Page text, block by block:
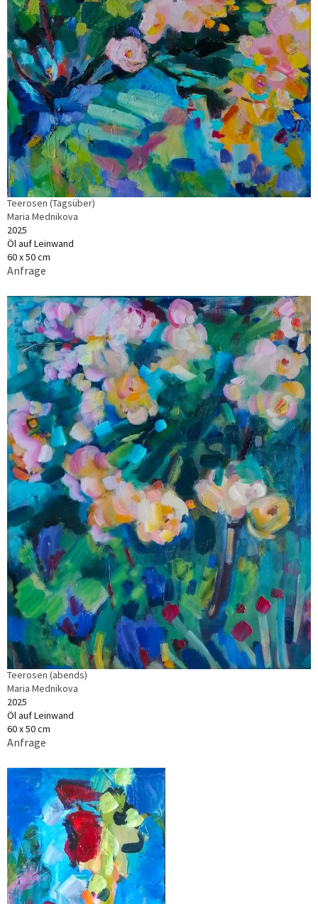
Teerosen (Tagsüber)
Maria Mednikova
2025
Öl auf Leinwand
60 x 50 cm
Anfrage
Teerosen (abends)
Maria Mednikova
2025
Öl auf Leinwand
60 x 50 cm
Anfrage